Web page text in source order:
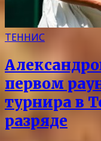
ТЕННИС
первом
турнира в
разряде